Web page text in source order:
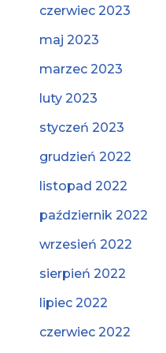
czerwiec 2023
maj 2023
marzec 2023
luty 2023
styczeń 2023
grudzień 2022
listopad 2022
październik 2022
wrzesień 2022
sierpień 2022
lipiec 2022
czerwiec 2022